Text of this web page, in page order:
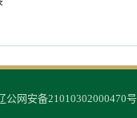
公网安备21010302000470号